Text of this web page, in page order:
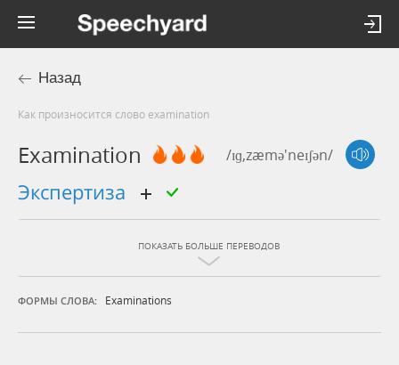
Назад
Как произносится слово examination
Examination /ɪɡ,zæmə'neɪʃən/
экспертиза
ПОКАЗАТЬ БОЛЬШЕ ПЕРЕВОДОВ
ФОРМЫ СЛОВА: Examinations